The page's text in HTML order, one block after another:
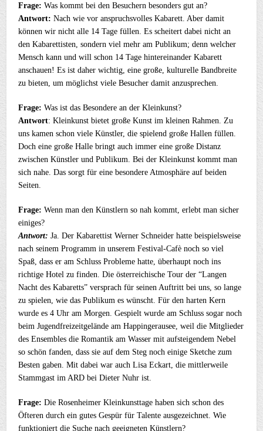
Frage: Was kommt bei den Besuchern besonders gut an?
Antwort:Nach wie vor anspruchsvolles Kabarett. Aber damit
können wir nicht alle 14 Tage füllen. Es scheitert dabei nicht an
den Kabarettisten, sondern viel mehr am Publikum; denn welcher
Mensch kann und will schon 14 Tage hintereinander Kabarett
anschauen! Es ist daher wichtig, eine große, kulturelle Bandbreite
zu bieten, um möglichst viele Besucher damit anzusprechen.
Frage: Was ist das Besondere an der Kleinkunst?
Antwort: Kleinkunst bietet große Kunst im kleinen Rahmen. Zu
uns kamen schon viele Künstler, die spielend große Hallen füllen.
Doch eine große Halle bringt auch immer eine große Distanz
zwischen Künstler und Publikum. Bei der Kleinkunst kommt man
sich nahe. Das sorgt für eine besondere Atmosphäre auf beiden
Seiten.
Frage:Wenn man den Künstlern so nah kommt, erlebt man sicher
einiges?
Antwort:Ja. Der Kabarettist Werner Schneider hatte beispielsweise
nach seinem Programm in unserem Festival-Cafè noch so viel
Spaß, dass er am Schluss Probleme hatte, überhaupt noch ins
richtige Hotel zu finden. Die österreichische Tour der “Langen
Nacht des Kabaretts” versprach für seinen Auftritt bei uns, so lange
zu spielen, wie das Publikum es wünscht. Für den harten Kern
wurde es 4 Uhr am Morgen. Gespielt wurde am Schluss sogar noch
beim Jugendfreizeitgelände am Happingerausee, weil die Mitglieder
des Ensembles die Romantik am Wasser mit aufsteigendem Nebel
so schön fanden, dass sie auf dem Steg noch einige Sketche zum
Besten gaben. Mit dabei war auch Lisa Eckart, die mittlerweile
Stammgast im ARD bei Dieter Nuhr ist.
Frage: Die Rosenheimer Kleinkunsttage haben sich schon des
Öfteren durch ein gutes Gespür für Talente ausgezeichnet. Wie
funktioniert die Suche nach geeigneten Künstlern?